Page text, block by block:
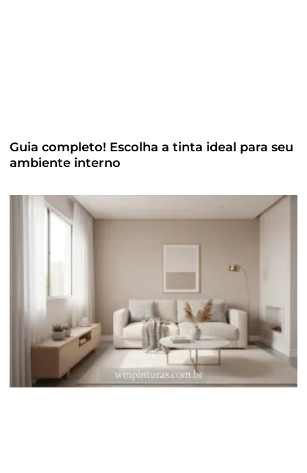
Guia completo! Escolha a tinta ideal para seu
ambiente interno